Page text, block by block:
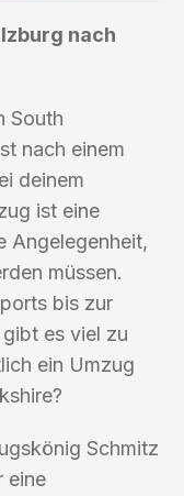
nach
South
nach einem
deinem
ist eine
Angelegenheit,
müssen.
bis zur
es viel zu
ein Umzug
Schmitz
eine